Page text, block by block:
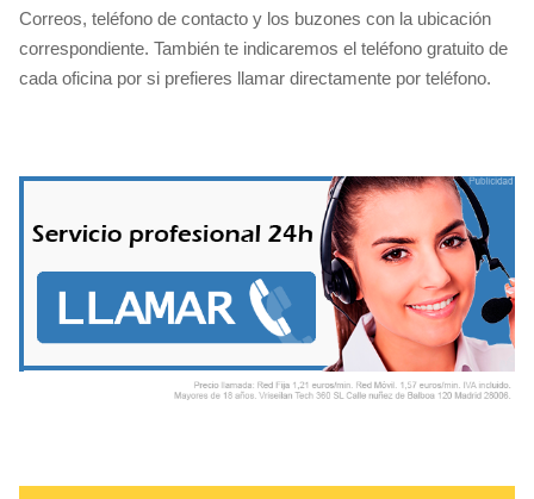
Correos, teléfono de contacto y los buzones con la ubicación
correspondiente. También te indicaremos el teléfono gratuito de
cada oficina por si prefieres llamar directamente por teléfono.